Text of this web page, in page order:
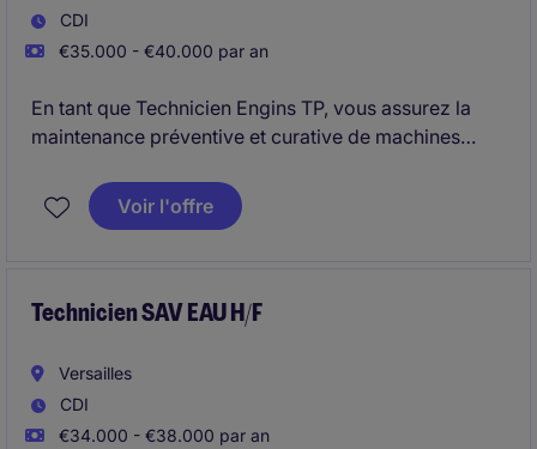
CDI
€35.000 - €40.000 par an
En tant que Technicien Engins TP, vous assurez la
maintenance préventive et curative de machines
Voir l'offre
Technicien SAV EAU H/F
Versailles
CDI
€34.000 - €38.000 par an